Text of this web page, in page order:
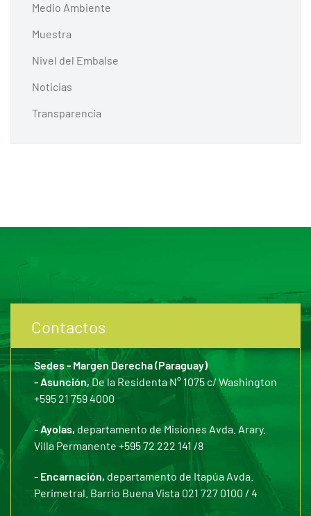
Medio Ambiente
Muestra
Nivel del Embalse
Noticias
Transparencia
Contactos
Sedes - Margen Derecha (Paraguay)
- Asunción,De la Residenta N° 1075 c/ Washington
+595 21 759 4000
-Ayolas, departamento de Misiones Avda. Arary.
Villa Permanente +595 72 222 141 /8
- Encarnación, departamento de Itapúa Avda.
Perimetral. Barrio Buena Vista 021 727 0100 / 4